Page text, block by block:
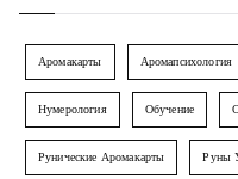
Аромакарты Аромапсихология
Нумерология Обучение
Рунические Аромакарты Руны